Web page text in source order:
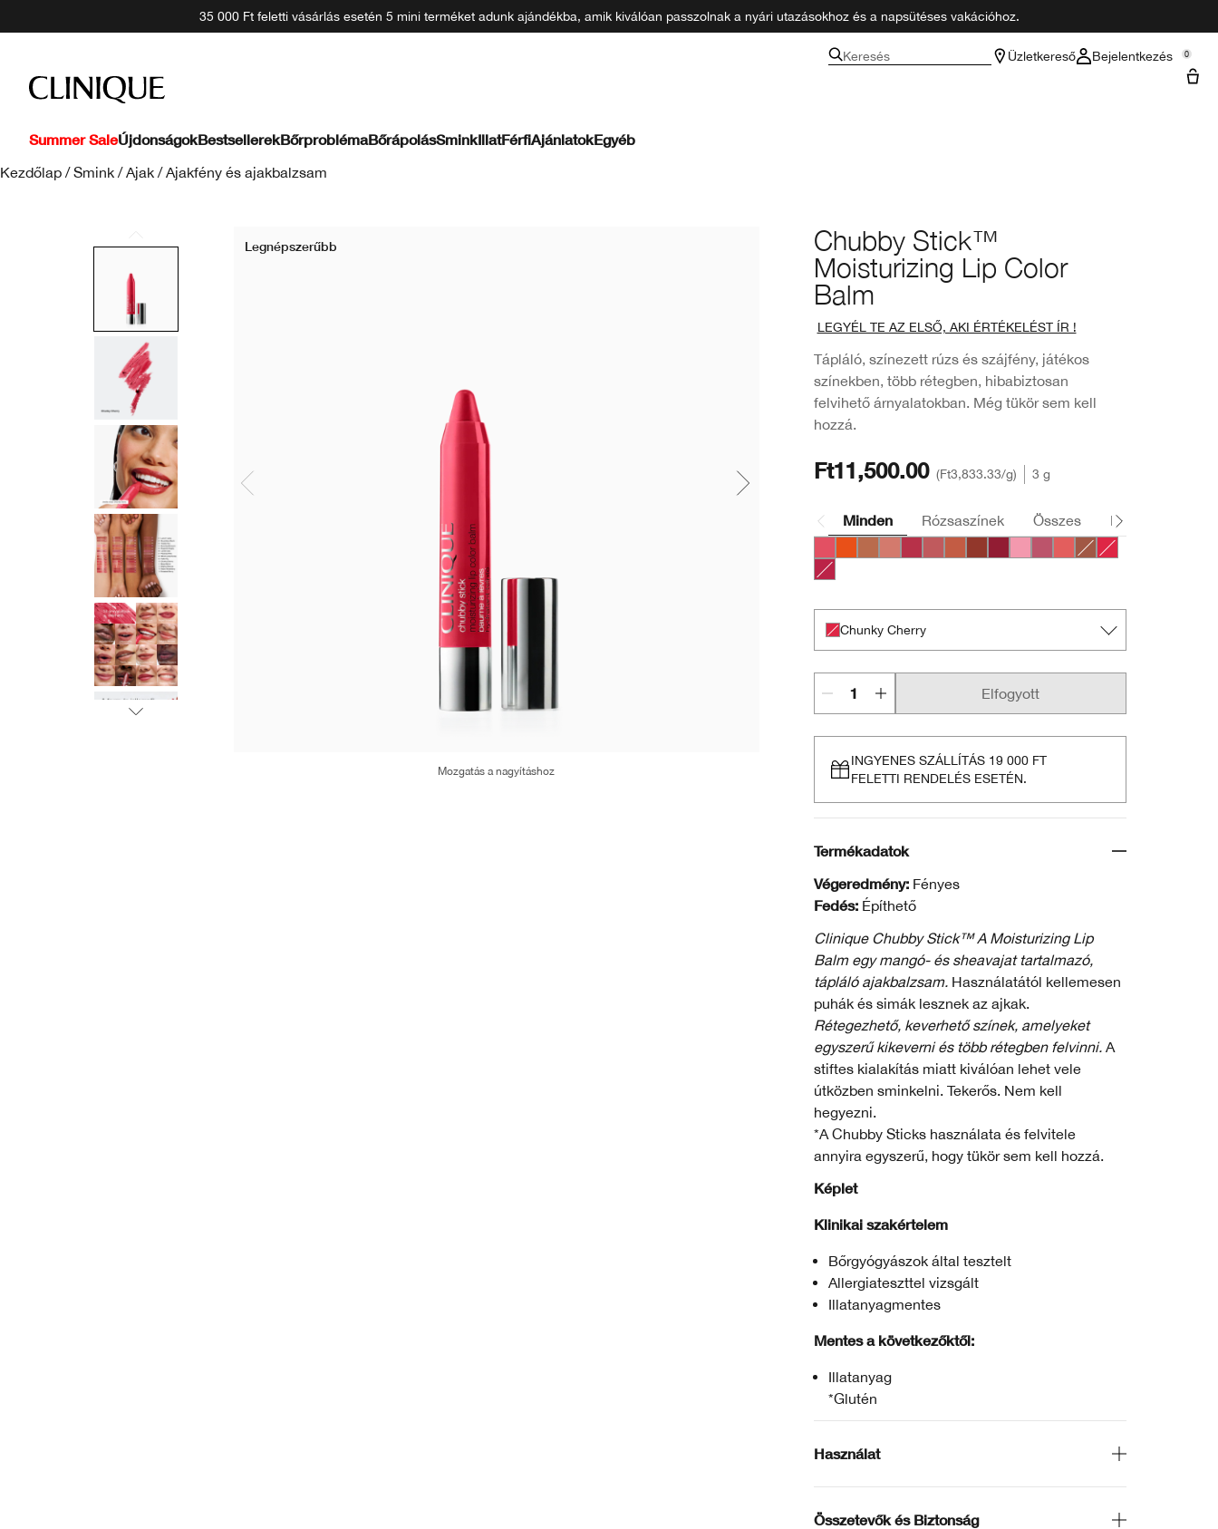
35 000 Ft feletti vásárlás esetén 5 mini terméket adunk ajándékba, amik kiválóan passzolnak a nyári utazásokhoz és a napsütéses vakációhoz.
Keresés Üzletkereső Bejelentkezés 0
Summer SaleÚjdonságokBestsellerekBőrproblémaBőrápolásSminkIllatFérfiAjánlatokEgyéb
Kezdőlap / Smink / Ajak / Ajakfény és ajakbalzsam
Chubby Stick™
Moisturizing Lip Color
Balm
LEGYÉL TE AZ ELSŐ, AKI ÉRTÉKELÉST ÍR !
Tápláló, színezett rúzs és szájfény, játékos
színekben, több rétegben, hibabiztosan
felvihető árnyalatokban. Még tükör sem kell
hozzá.
Legnépszerűbb
Mozgatás a nagyításhoz
Ft11,500.00 Ft3,833.33/g 3 g
Minden Rózsaszínek Összes Narancssárga
Bursting Blossom
Chunky Cherry
Elfogyott
INGYENES SZÁLLÍTÁS 19 000 FT
FELETTI RENDELÉS ESETÉN.
Termékadatok
Végeredmény: Fényes
Fedés: Építhető
Clinique Chubby Stick™ A Moisturizing Lip
Balm egy mangó- és sheavajat tartalmazó,
tápláló ajakbalzsam. Használatától kellemesen
puhák és simák lesznek az ajkak.
Rétegezhető, keverhető színek, amelyeket
egyszerű kikeverni és több rétegben felvinni. A
stiftes kialakítás miatt kiválóan lehet vele
útközben sminkelni. Tekerős. Nem kell
hegyezni.
*A Chubby Sticks használata és felvitele
annyira egyszerű, hogy tükör sem kell hozzá.
Képlet
Klinikai szakértelem
Bőrgyógyászok által tesztelt
Allergiateszttel vizsgált
Illatanyagmentes
Mentes a következőktől:
Illatanyag
*Glutén
Használat
Összetevők és Biztonság